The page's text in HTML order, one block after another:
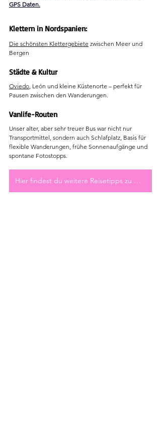
GPS Daten.
Klettern in Nordspanien:
Die schönsten Klettergebiete zwischen Meer und
Bergen
Städte & Kultur
Oviedo, León und kleine Küstenorte – perfekt für
Pausen zwischen den Wanderungen.
Vanlife-Routen
Unser alter, aber sehr treuer Bus war nicht nur
Transportmittel, sondern auch Schlafplatz, Basis für
flexible Wanderungen, frühe Sonnenaufgänge und
spontane Fotostopps.
Hier findest du weitere Reisetipps zu Nordspanien